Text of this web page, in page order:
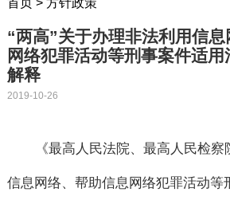
首页> 方针政策
“两高”关于办理非法利用信
网络犯罪活动等刑事案件适
解释
2019-10-26
《最高人民法院、最高人民检察
信息网络、帮助信息网络犯罪活动等